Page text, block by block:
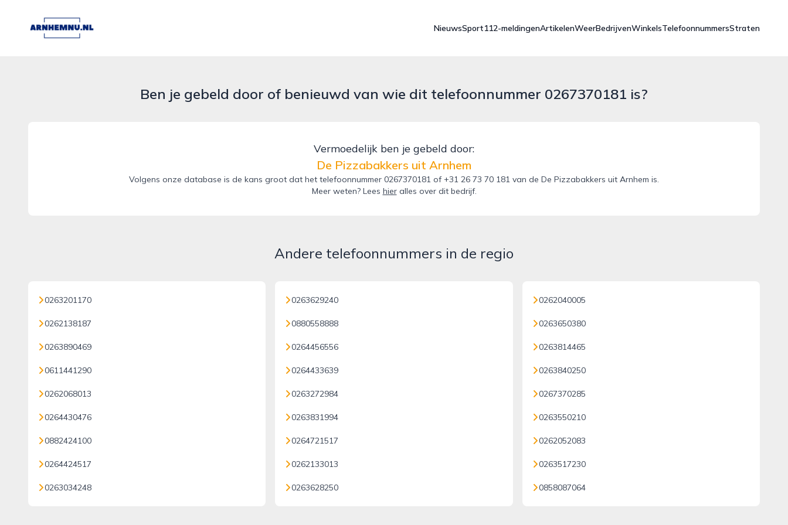
arnhemnu.nl
NieuwsSport112-meldingenArtikelenWeerBedrijvenWinkelsTelefoonnummersStraten
Ben je gebeld door of benieuwd van wie dit telefoonnummer 0267370181 is?
Vermoedelijk ben je gebeld door:
De Pizzabakkers uit Arnhem
Volgens onze database is de kans groot dat het telefoonnummer 0267370181 of +31 26 73 70 181 van de De Pizzabakkers uit Arnhem is.
Meer weten? Lees hieralles over dit bedrijf.
Andere telefoonnummers in de regio
0263201170
0262138187
0263890469
0611441290
0262068013
0264430476
0882424100
0264424517
0263034248
0263629240
0880558888
0264456556
0264433639
0263272984
0263831994
0264721517
0262133013
0263628250
0262040005
0263650380
0263814465
0263840250
0267370285
0263550210
0262052083
0263517230
0858087064